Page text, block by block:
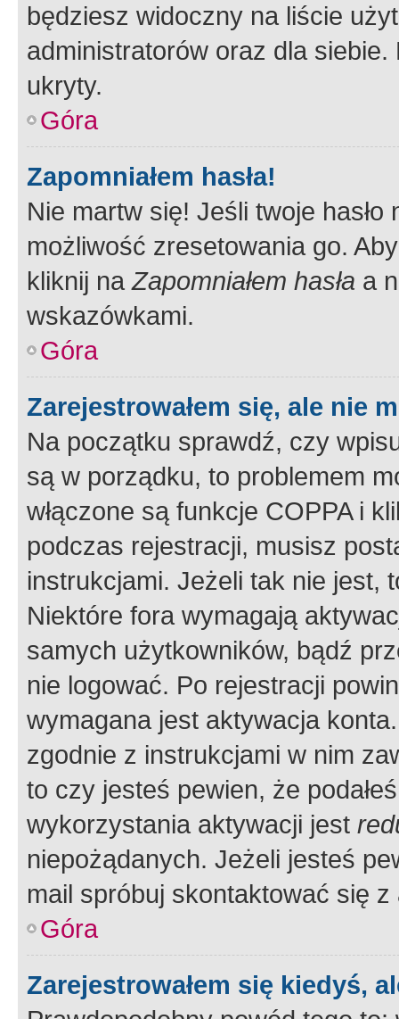
będziesz widoczny na liście
administratorów oraz dla
ukryty.
Góra
Zapomniałem hasła!
Nie martw się! Jeśli twoje
możliwość zresetowania go.
kliknij naZapomniałem hasła a
wskazówkami.
Góra
Zarejestrowałem się, ale nie
Na początku sprawdź, czy
są w porządku, to problemem
włączone są funkcje COPPA i
podczas rejestracji, musisz
instrukcjami. Jeżeli tak nie jest,
Niektóre fora wymagają
samych użytkowników, bądź
nie logować. Po rejestracji
wymagana jest aktywacja
zgodnie z instrukcjami w nim
to czy jesteś pewien, że
wykorzystania aktywacji jest
niepożądanych. Jeżeli jesteś
mail spróbuj skontaktować się
Góra
Zarejestrowałem się kiedyś,